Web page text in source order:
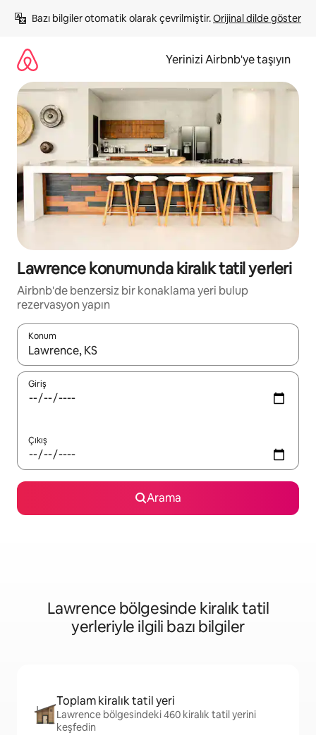
atla
Bazı bilgiler otomatik olarak çevrilmiştir. Orijinal dilde göster
Yerinizi Airbnb'ye taşıyın
Lawrence konumunda kiralık tatil yerleri
Airbnb'de benzersiz bir konaklama yeri bulup
rezervasyon yapın
Konum
Sonuçlar kullanılabilir olduğunda yukarı ve aşağı oklarıyla
Giriş
Çıkış
Arama
Lawrence bölgesinde kiralık tatil
yerleriyle ilgili bazı bilgiler
Toplam kiralık tatil yeri
Lawrence bölgesindeki 460 kiralık tatil yerini
keşfedin